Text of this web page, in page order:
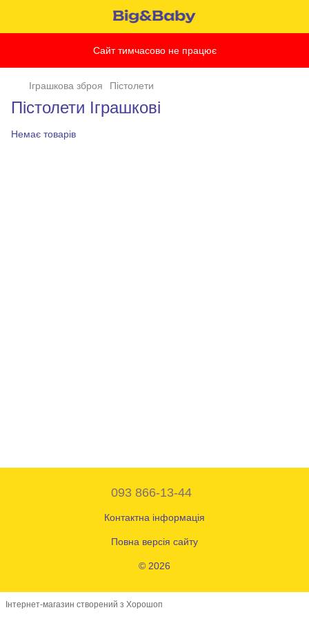
Сайт тимчасово не працює
Іграшкова зброя Пістолети
Пістолети Іграшкові
Немає товарів
093 866-13-44
Контактна інформація
Повна версія сайту
© 2026
Інтернет-магазин створений з Хорошоп